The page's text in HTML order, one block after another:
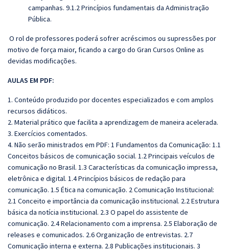
campanhas. 9.1.2 Princípios fundamentais da Administração
Pública.
O rol de professores poderá sofrer acréscimos ou supressões por
motivo de força maior, ficando a cargo do Gran Cursos Online as
devidas modificações.
AULAS EM PDF:
1. Conteúdo produzido por docentes especializados e com amplos
recursos didáticos.
2. Material prático que facilita a aprendizagem de maneira acelerada.
3. Exercícios comentados.
4. Não serão ministrados em PDF: 1 Fundamentos da Comunicação: 1.1
Conceitos básicos de comunicação social. 1.2 Principais veículos de
comunicação no Brasil. 1.3 Características da comunicação impressa,
eletrônica e digital. 1.4 Princípios básicos de redação para
comunicação. 1.5 Ética na comunicação. 2 Comunicação Institucional:
2.1 Conceito e importância da comunicação institucional. 2.2 Estrutura
básica da notícia institucional. 2.3 O papel do assistente de
comunicação. 2.4 Relacionamento com a imprensa. 2.5 Elaboração de
releases e comunicados. 2.6 Organização de entrevistas. 2.7
Comunicação interna e externa. 2.8 Publicações institucionais. 3